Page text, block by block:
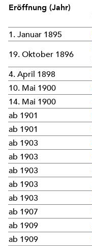
Eröffnung (Jahr)
1. Januar 1895
19. Oktober 1896
4. April 1898
10. Mai 1900
14. Mai 1900
ab 1901
ab 1901
ab 1903
ab 1903
ab 1903
ab 1903
ab 1903
ab 1907
ab 1909
ab 1909